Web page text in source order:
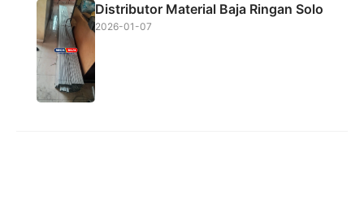
Distributor Material Baja Ringan Solo
2026-01-07